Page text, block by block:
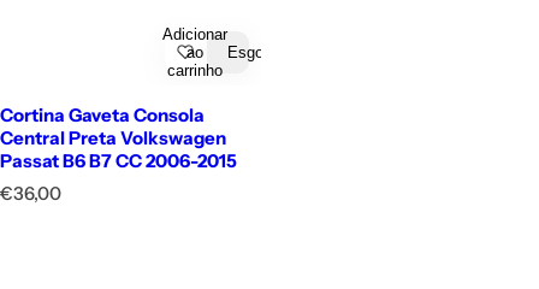
Adicionar
ao
carrinho
Esgotado
Cortina Gaveta Consola
Central Preta Volkswagen
Passat B6 B7 CC 2006-2015
P
€36,00